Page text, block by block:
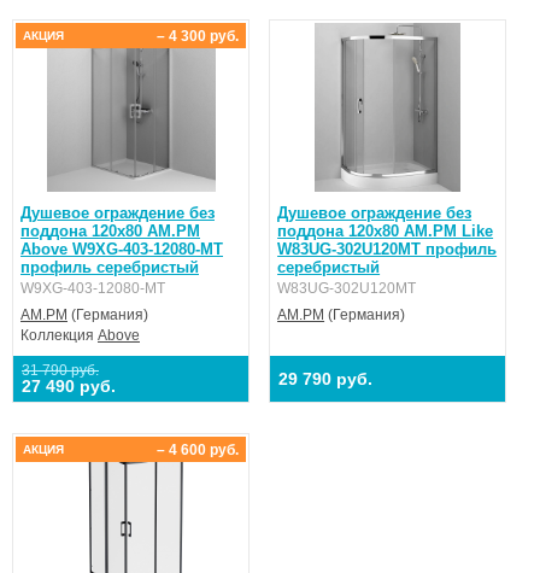
Душевое ограждение без
поддона 120x80 AM.PM
Above W9XG-403-12080-MT
профиль серебристый
W9XG-403-12080-MT
AM.PM (Германия)
Коллекция Above
31 790 руб.
27 490 руб.
– 4 300 руб.
АКЦИЯ
Душевое ограждение без
поддона 120x80 AM.PM Like
W83UG-302U120MT профиль
серебристый
W83UG-302U120MT
AM.PM (Германия)
29 790 руб.
– 4 600 руб.
АКЦИЯ